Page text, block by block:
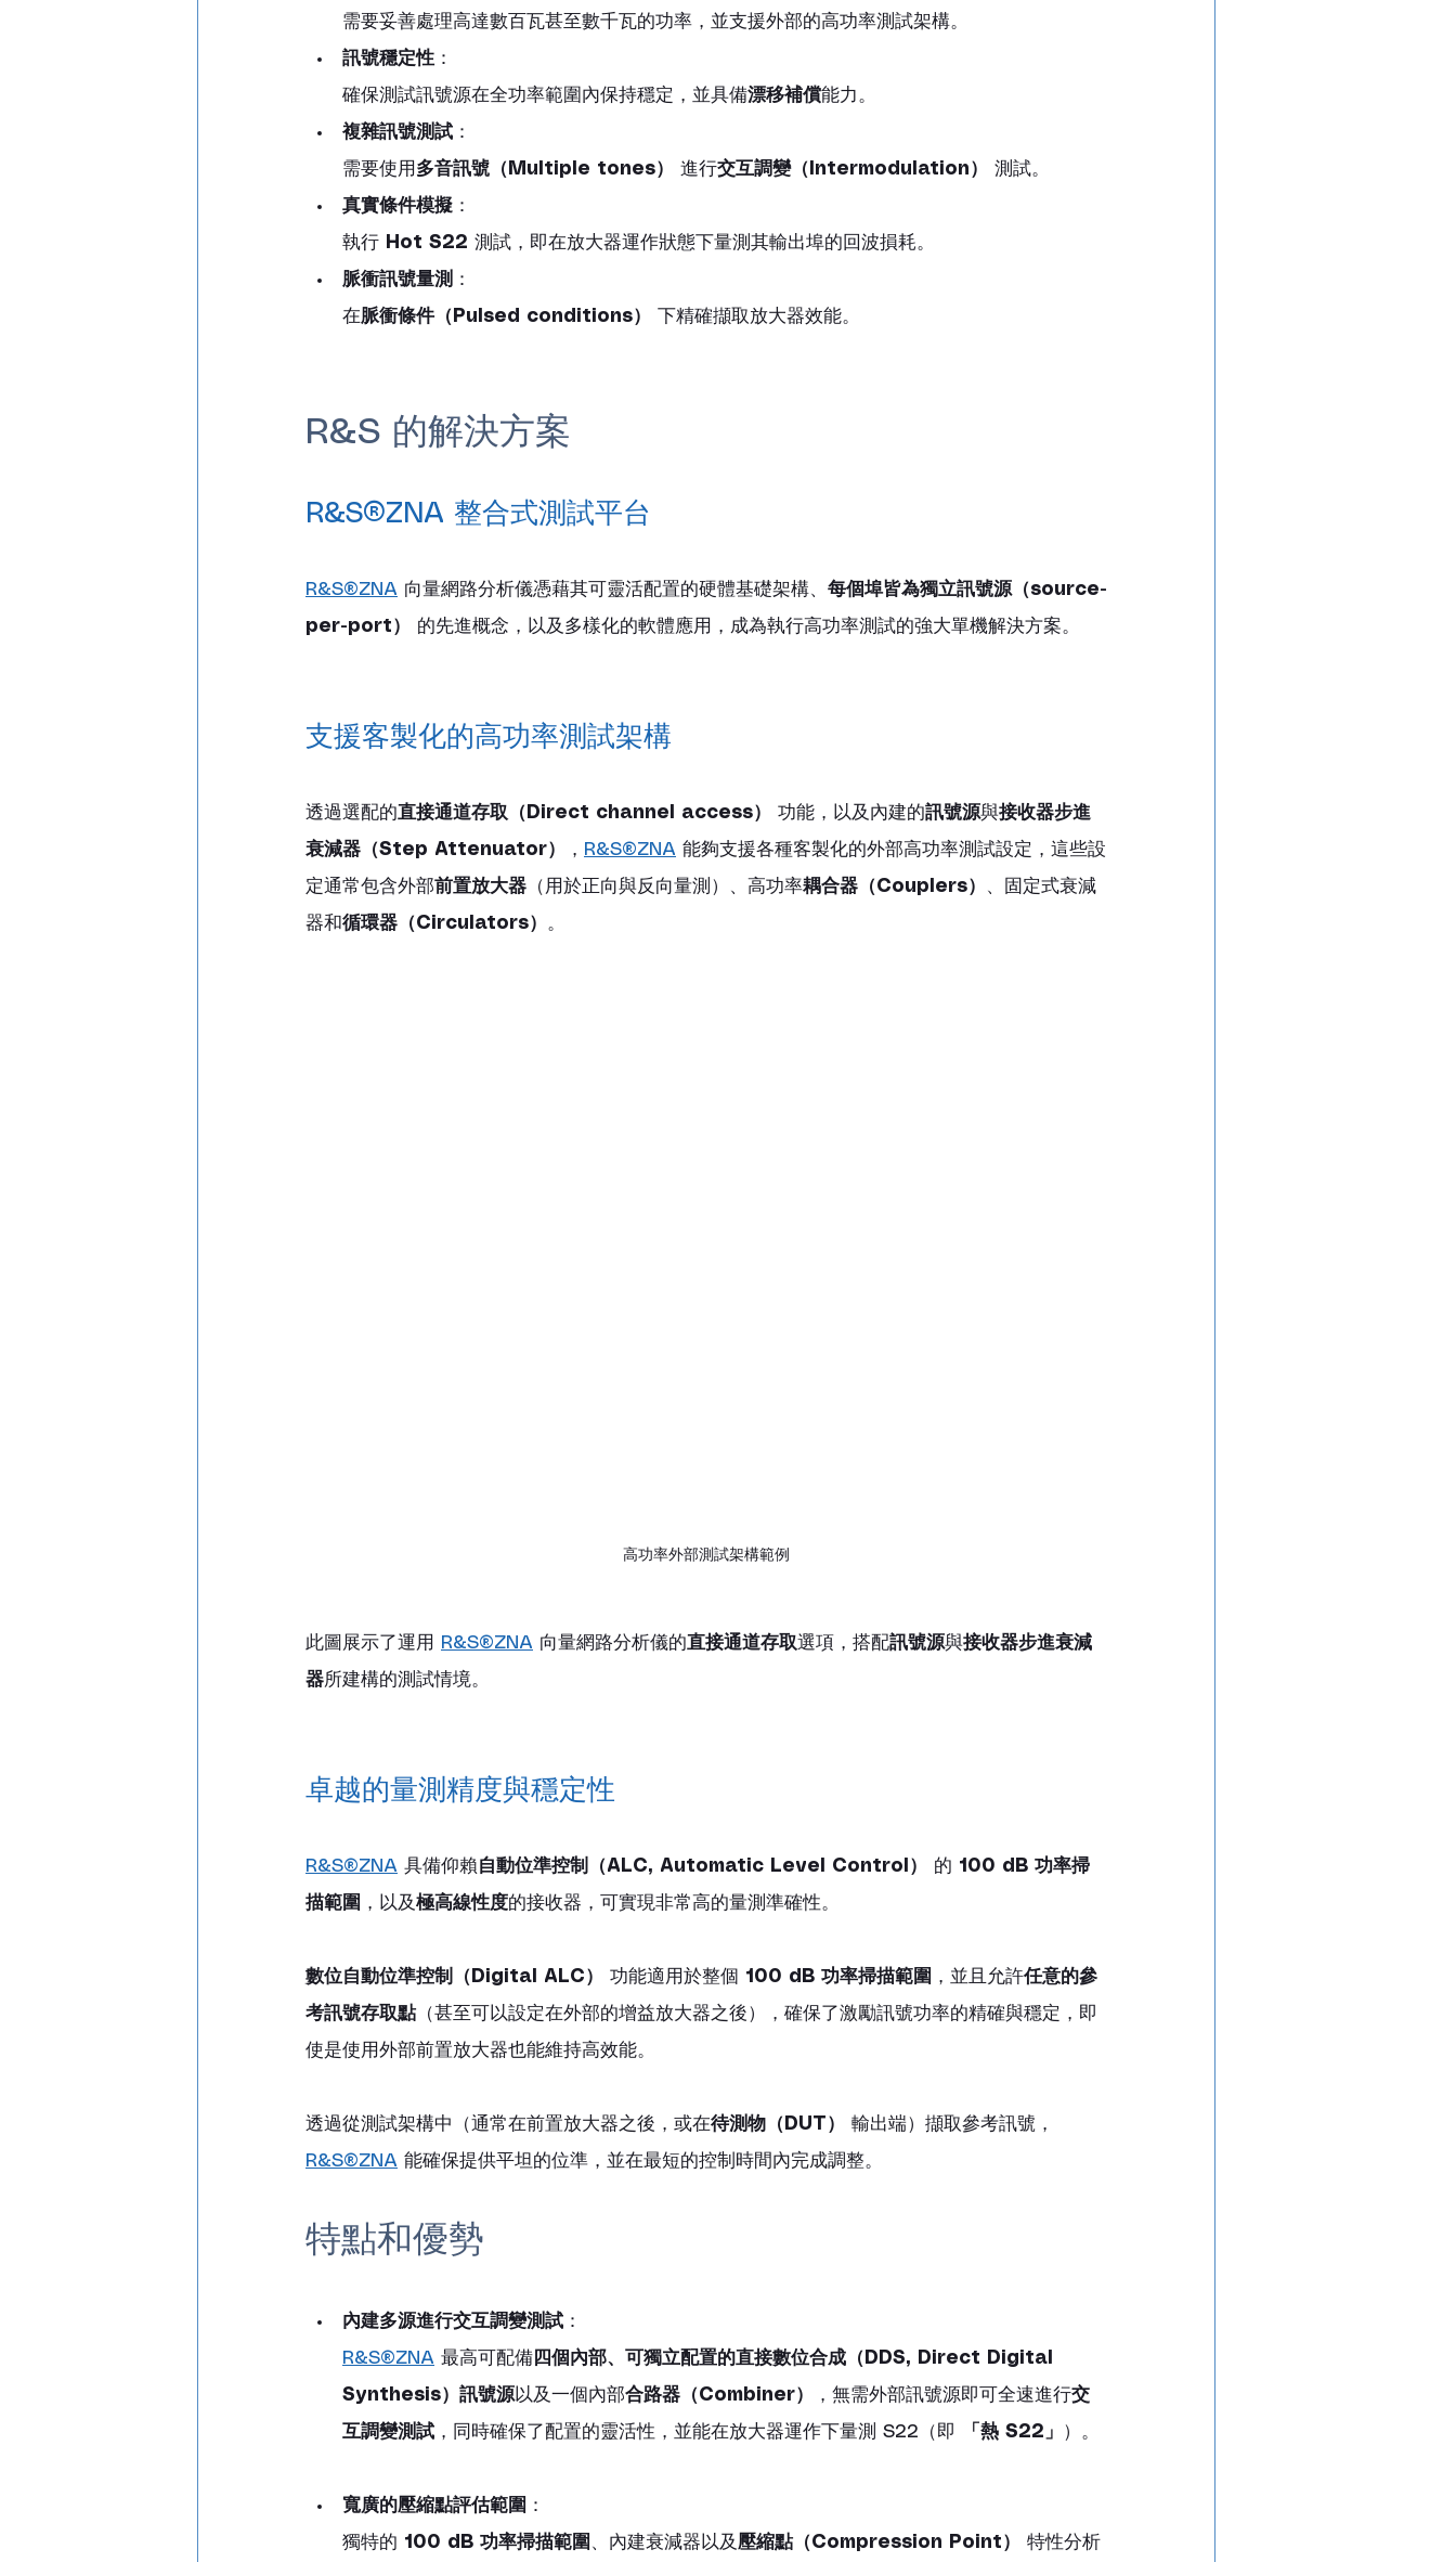
需要妥善處理高達數百瓦甚至數千瓦的功率，並支援外部的高功率測試架構。
訊號穩定性 ：
確保測試訊號源在全功率範圍內保持穩定，並具備漂移補償能力。
複雜訊號測試 ：
需要使用 多音訊號（Multiple tones） 進行交互調變（Intermodulation） 測試。
真實條件模擬 ：
執行 Hot S22 測試，即在放大器運作狀態下量測其輸出埠的回波損耗。
脈衝訊號量測 ：
在脈衝條件（Pulsed conditions） 下精確擷取放大器效能。
R&S 的解決方案
R&S®ZNA 整合式測試平台
R&S®ZNA 向量網路分析儀憑藉其可靈活配置的硬體基礎架構、 每個埠皆為獨立訊號源（source-
per-port） 的先進概念，以及多樣化的軟體應用，成為執行高功率測試的強大單機解決方案。
支援客製化的高功率測試架構
透過選配的 直接通道存取（Direct channel access） 功能，以及內建的訊號源與接收器步進
衰減器（Step Attenuator） ， R&S®ZNA 能夠支援各種客製化的外部高功率測試設定，這些設
定通常包含外部前置放大器 （用於正向與反向量測）、高功率耦合器（Couplers） 、固定式衰減
器和循環器（Circulators） 。
高功率外部測試架構範例
此圖展示了運用 R&S®ZNA 向量網路分析儀的 直接通道存取選項，搭配訊號源與接收器步進衰減
器所建構的測試情境。
卓越的量測精度與穩定性
R&S®ZNA 具備仰賴 自動位準控制（ALC, Automatic Level Control） 的 100 dB 功率掃
描範圍 ，以及極高線性度的接收器，可實現非常高的量測準確性。
數位自動位準控制（Digital ALC） 功能適用於整個 100 dB 功率掃描範圍 ，並且允許任意的參
考訊號存取點（甚至可以設定在外部的增益放大器之後），確保了激勵訊號功率的精確與穩定，即
使是使用外部前置放大器也能維持高效能。
透過從測試架構中（通常在前置放大器之後，或在待測物（DUT） 輸出端）擷取參考訊號，
R&S®ZNA 能確保提供平坦的位準，並在最短的控制時間內完成調整。
特點和優勢
內建多源進行交互調變測試 ：
R&S®ZNA 最高可配備 四個內部、可獨立配置的直接數位合成（DDS, Direct Digital
Synthesis）訊號源以及一個內部合路器（Combiner） ，無需外部訊號源即可全速進行交
互調變測試 ，同時確保了配置的靈活性，並能在放大器運作下量測 S22（即 「熱 S22」 ）。
寬廣的壓縮點評估範圍 ：
獨特的 100 dB 功率掃描範圍 、內建衰減器以及 壓縮點（Compression Point） 特性分析